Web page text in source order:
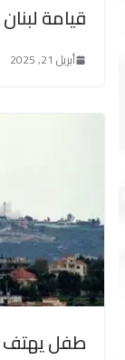
قيامة لبنان
أبريل 21, 2025
طفل